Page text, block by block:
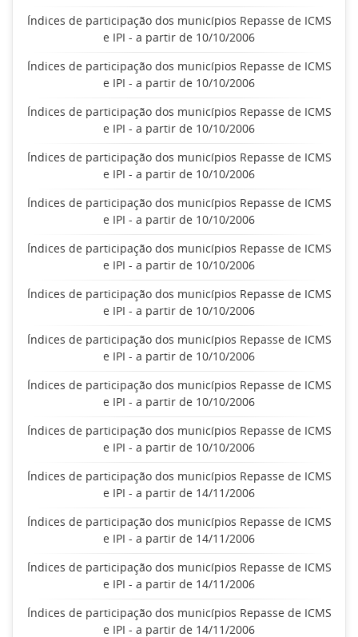
Índices de participação dos municípios Repasse de ICMS
e IPI - a partir de 10/10/2006
Índices de participação dos municípios Repasse de ICMS
e IPI - a partir de 10/10/2006
Índices de participação dos municípios Repasse de ICMS
e IPI - a partir de 10/10/2006
Índices de participação dos municípios Repasse de ICMS
e IPI - a partir de 10/10/2006
Índices de participação dos municípios Repasse de ICMS
e IPI - a partir de 10/10/2006
Índices de participação dos municípios Repasse de ICMS
e IPI - a partir de 10/10/2006
Índices de participação dos municípios Repasse de ICMS
e IPI - a partir de 10/10/2006
Índices de participação dos municípios Repasse de ICMS
e IPI - a partir de 10/10/2006
Índices de participação dos municípios Repasse de ICMS
e IPI - a partir de 10/10/2006
Índices de participação dos municípios Repasse de ICMS
e IPI - a partir de 10/10/2006
Índices de participação dos municípios Repasse de ICMS
e IPI - a partir de 14/11/2006
Índices de participação dos municípios Repasse de ICMS
e IPI - a partir de 14/11/2006
Índices de participação dos municípios Repasse de ICMS
e IPI - a partir de 14/11/2006
Índices de participação dos municípios Repasse de ICMS
e IPI - a partir de 14/11/2006